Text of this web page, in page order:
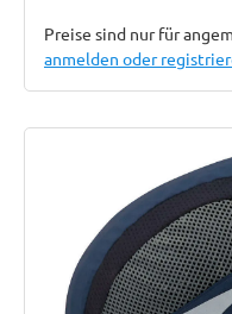
Preise sind nur für
anmelden oder